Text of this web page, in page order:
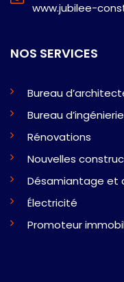
www.jubilee-
NOS SERVICES
Bureau
Bureau d’ingénierie
Rénovations
Nouvelles
Désamiantage et
Électricité
Promoteur